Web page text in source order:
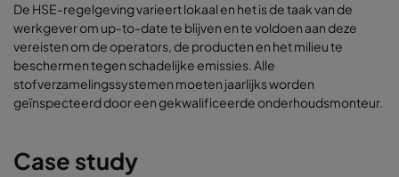
De HSE-regelgeving varieert lokaal en het is de taak van de
werkgever om up-to-date te blijven en te voldoen aan deze
vereisten om de operators, de producten en het milieu te
beschermen tegen schadelijke emissies. Alle
stofverzamelingssystemen moeten jaarlijks worden
geïnspecteerd door een gekwalificeerde onderhoudsmonteur.
Case study